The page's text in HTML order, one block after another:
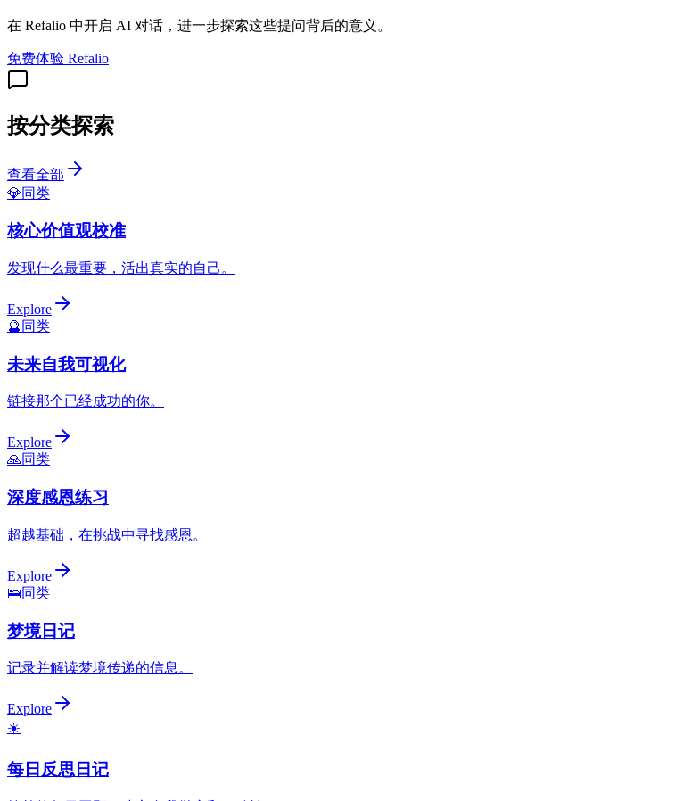
在 Refalio 中开启 AI 对话，进一步探索这些提问背后的意义。
免费体验 Refalio
按分类探索
查看全部
💎同类
核心价值观校准
发现什么最重要，活出真实的自己。
Explore
🔮 同类
未来自我可视化
链接那个已经成功的你。
Explore
🙏同类
深度感恩练习
超越基础，在挑战中寻找感恩。
Explore
🛌同类
梦境日记
记录并解读梦境传递的信息。
Explore
☀️
每日反思日记